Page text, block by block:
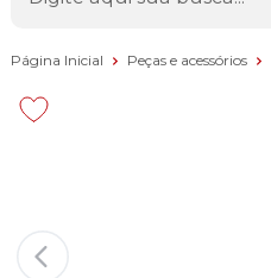
Página Inicial Peças e acessórios